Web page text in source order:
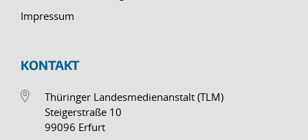
Impressum
KONTAKT
Thüringer Landesmedienanstalt (TLM)
Steigerstraße 10
99096 Erfurt